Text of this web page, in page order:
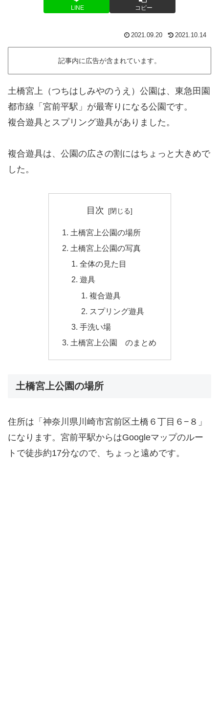
LINE コピー
2021.09.20 2021.10.14
記事内に広告が含まれています。
土橋宮上（つちはしみやのうえ）公園は、東急田園
都市線「宮前平駅」が最寄りになる公園です。
複合遊具とスプリング遊具がありました。
複合遊具は、公園の広さの割にはちょっと大きめで
した。
目次
土橋宮上公園の場所
土橋宮上公園の写真
全体の見た目
遊具
複合遊具
スプリング遊具
手洗い場
土橋宮上公園 のまとめ
土橋宮上公園の場所
住所は「神奈川県川崎市宮前区土橋６丁目６−８」
になります。宮前平駅からはGoogleマップのルー
トで徒歩約17分なので、ちょっと遠めです。